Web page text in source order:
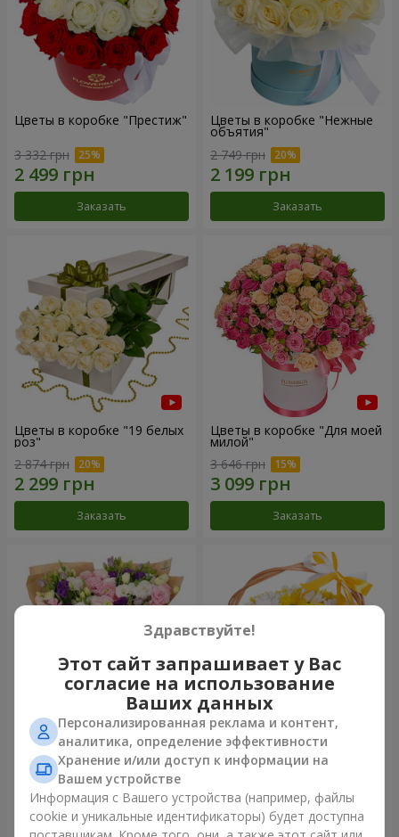
Цветы в коробке "Престиж"
3 332 грн
Заказать
Цветы в коробке "Нежные
объятия"
2 749 грн
Заказать
Цветы в коробке "19 белых
роз"
2 874 грн
Заказать
Цветы в коробке "Для моей
милой"
3 646 грн
Заказать
15 разноцветных эустом
3 199 грн
Заказать
Корзина "Солнышко"
Заказать
Здравствуйте!
Этот сайт запрашивает у Вас
согласие на использование
Ваших данных
Персонализированная реклама и контент,
аналитика, определение эффективности
Хранение и/или доступ к информации на
Вашем устройстве
Информация с Вашего устройства (например, файлы
cookie и уникальные идентификаторы) будет доступна